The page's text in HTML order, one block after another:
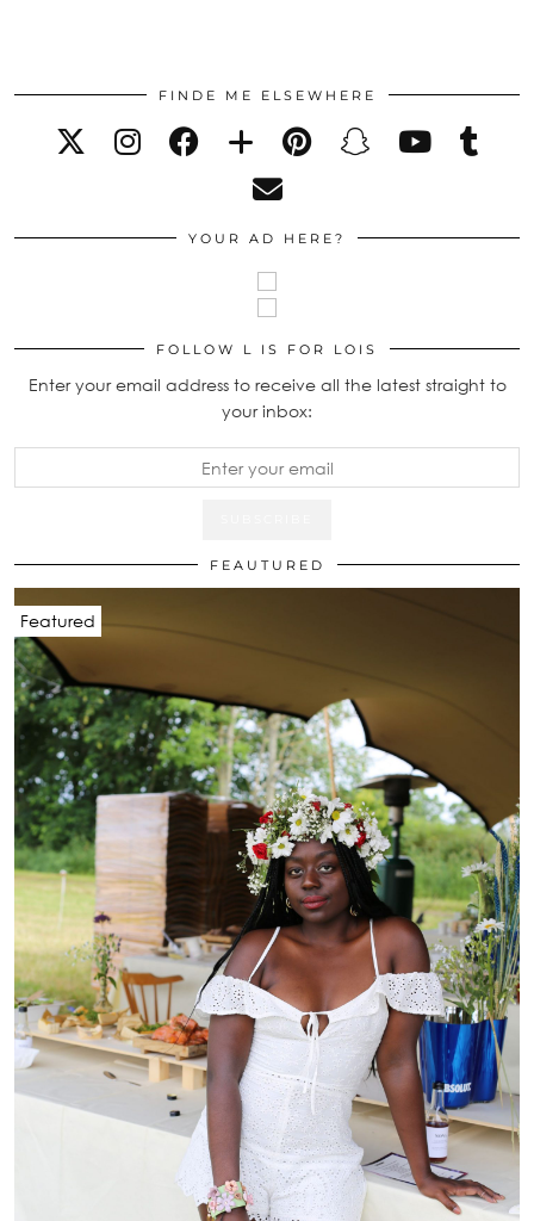
FINDE ME ELSEWHERE
YOUR AD HERE?
FOLLOW L IS FOR LOIS
Enter your email address to receive all the latest straight to
your inbox:
FEAUTURED
Featured